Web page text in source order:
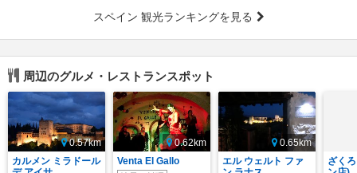
スペイン 観光ランキングを見る
周辺のグルメ・レストランスポット
0.57km
カルメン ミラドール
0.62km
Venta El Gallo
0.65km
エル ウェルト ファ
ざく